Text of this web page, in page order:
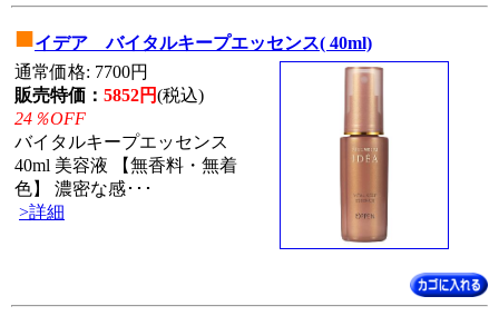
■イデア バイタルキープエッセンス( 40ml)
通常価格: 7700円
販売特価： 5852円(税込)
24％OFF
バイタルキープエッセンス
40ml 美容液 【無香料・無着
色】 濃密な感･･･
>詳細